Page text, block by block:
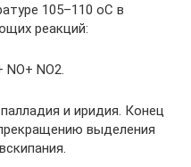
105–110 оС в
реакций:
NO2.
и иридия. Конец
выделения